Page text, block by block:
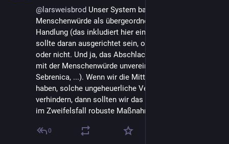
@ larsweisbrod Unser System basiert auf der
Menschenwürde als übergeordnete Instanz. Eine
Handlung (das inkludiert hier eine Nicht-Handlung),
sollte daran ausgerichtet sein, ob diese verletzt wird
oder nicht. Und ja, das Abschlachten von Zivilisten ist
mit der Menschenwürde unvereinbar (siehe Butscha,
Sebrenica, ...). Wenn wir die Mittel und Möglichkeiten
haben, solche ungeheuerliche Verbrechen zu
verhindern, dann sollten wir das tun. Und das bedeutet
im Zweifelsfall robuste Maßnahmen.
0